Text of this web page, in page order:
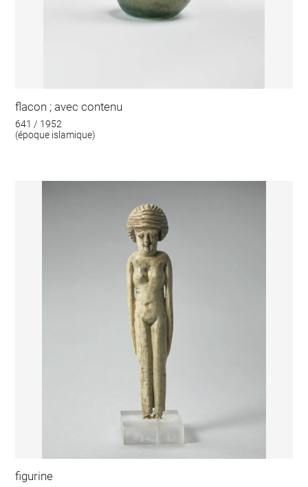
flacon ; avec contenu
641 / 1952
(époque islamique)
figurine